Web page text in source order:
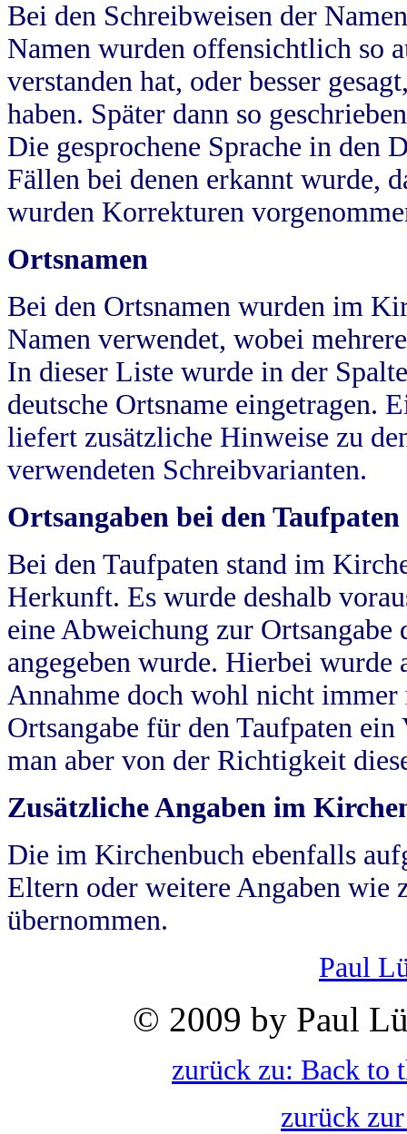
Bei den Schreibweisen der
Namen wurden offensichtlich so
verstanden hat, oder besser
haben. Später dann so
Die gesprochene Sprache in
Fällen bei denen erkannt wurde,
wurden Korrekturen
Ortsnamen
Bei den Ortsnamen wurden im
Namen verwendet, wobei
In dieser Liste wurde in der
deutsche Ortsname eingetragen.
liefert zusätzliche Hinweise zu
verwendeten Schreibvarianten.
Ortsangaben bei den Taufpaten
Bei den Taufpaten stand im
Herkunft. Es wurde deshalb
eine Abweichung zur
angegeben wurde. Hierbei wurde
Annahme doch wohl nicht
Ortsangabe für den Taufpaten
man aber von der Richtigkeit
Zusätzliche Angaben im
Die im Kirchenbuch ebenfalls
Eltern oder weitere Angaben wie
übernommen.
Paul
© 2009 by Paul
zurück zu: Back to
zurück